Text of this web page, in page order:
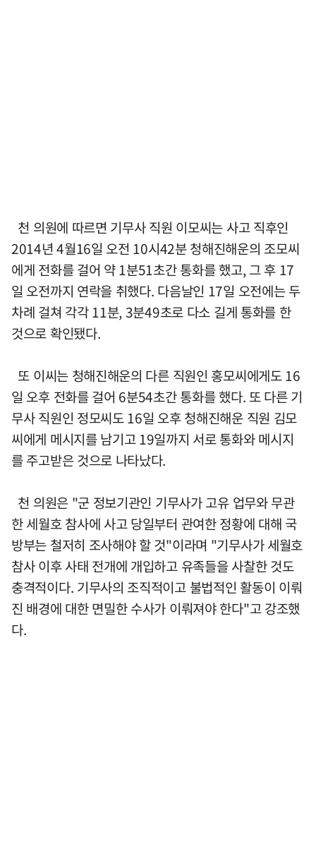
천 의원에 따르면 기무사 직원 이모씨는 사고 직후인
2014년 4월16일 오전 10시42분 청해진해운의 조모씨
에게 전화를 걸어 약 1분51초간 통화를 했고, 그 후 17
일 오전까지 연락을 취했다. 다음날인 17일 오전에는 두
차례 걸쳐 각각 11분, 3분49초로 다소 길게 통화를 한
것으로 확인됐다.
또 이씨는 청해진해운의 다른 직원인 홍모씨에게도 16
일 오후 전화를 걸어 6분54초간 통화를 했다. 또 다른 기
무사 직원인 정모씨도 16일 오후 청해진해운 직원 김모
씨에게 메시지를 남기고 19일까지 서로 통화와 메시지
를 주고받은 것으로 나타났다.
천 의원은 "군 정보기관인 기무사가 고유 업무와 무관
한 세월호 참사에 사고 당일부터 관여한 정황에 대해 국
방부는 철저히 조사해야 할 것"이라며 "기무사가 세월호
참사 이후 사태 전개에 개입하고 유족들을 사찰한 것도
충격적이다. 기무사의 조직적이고 불법적인 활동이 이뤄
진 배경에 대한 면밀한 수사가 이뤄져야 한다"고 강조했
다.